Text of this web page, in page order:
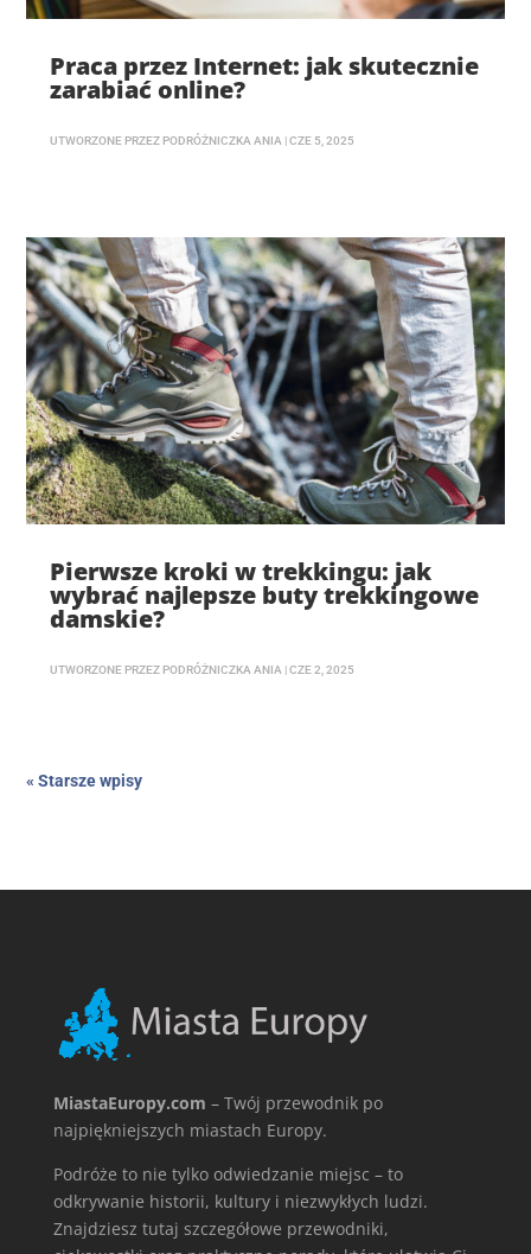
Praca przez Internet: jak skutecznie
zarabiać online?
UTWORZONE PRZEZ PODRÓŻNICZKA ANIA |CZE 5, 2025
Pierwsze kroki w trekkingu: jak
wybrać najlepsze buty trekkingowe
damskie?
UTWORZONE PRZEZ PODRÓŻNICZKA ANIA |CZE 2, 2025
« Starsze wpisy
MiastaEuropy.com – Twój przewodnik po
najpiękniejszych miastach Europy.
Podróże to nie tylko odwiedzanie miejsc – to
odkrywanie historii, kultury i niezwykłych ludzi.
Znajdziesz tutaj szczegółowe przewodniki,